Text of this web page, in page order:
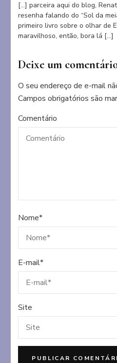
[…] parceira aqui do blog,
resenha falando do “Sol da
primeiro livro sobre o olhar de
maravilhoso, então, bora lá […]
Deixe um
O seu endereço de e-mail
Campos obrigatórios são
Comentário
Nome*
E-mail*
Site